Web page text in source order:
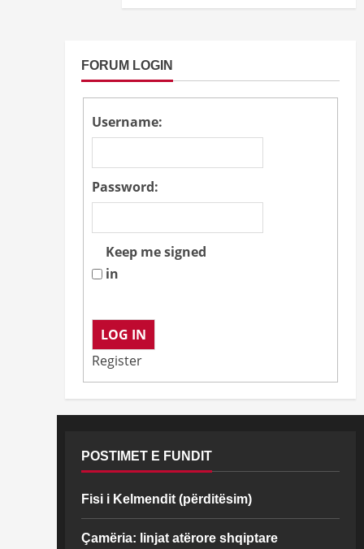
FORUM LOGIN
Username:
Password:
Keep me signed
in
LOG IN
Register
POSTIMET E FUNDIT
Fisi i Kelmendit (përditësim)
Çamëria: linjat atërore shqiptare